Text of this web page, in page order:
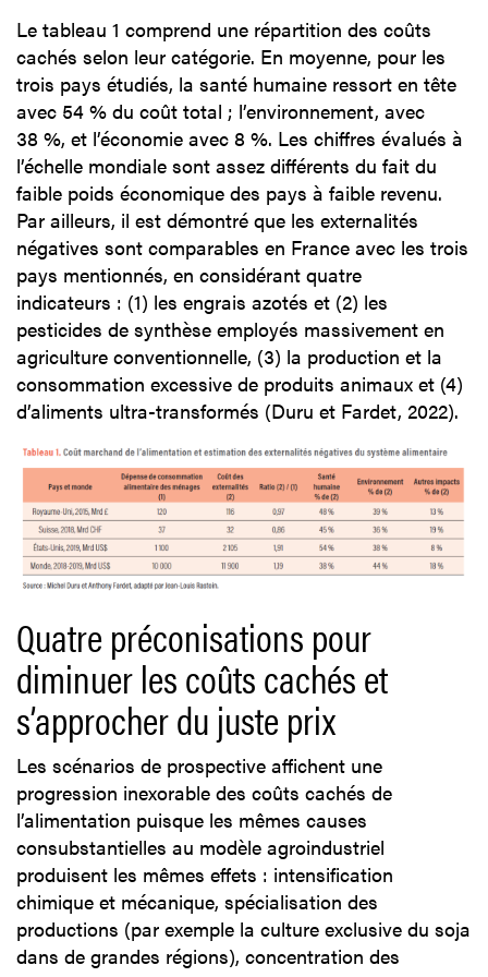
Le tableau 1 comprend une répartition des coûts
cachés selon leur catégorie. En moyenne, pour les
trois pays étudiés, la santé humaine ressort en tête
avec 54 % du coût total ; l’environnement, avec
38 %, et l’économie avec 8 %. Les chiffres évalués à
l’échelle mondiale sont assez différents du fait du
faible poids économique des pays à faible revenu.
Par ailleurs, il est démontré que les externalités
négatives sont comparables en France avec les trois
pays mentionnés, en considérant quatre
indicateurs : (1) les engrais azotés et (2) les
pesticides de synthèse employés massivement en
agriculture conventionnelle, (3) la production et la
consommation excessive de produits animaux et (4)
d’aliments ultra-transformés (Duru et Fardet, 2022).
Quatre préconisations pour
diminuer les coûts cachés et
s’approcher du juste prix
Les scénarios de prospective affichent une
progression inexorable des coûts cachés de
l’alimentation puisque les mêmes causes
consubstantielles au modèle agroindustriel
produisent les mêmes effets : intensification
chimique et mécanique, spécialisation des
productions (par exemple la culture exclusive du soja
dans de grandes régions), concentration des